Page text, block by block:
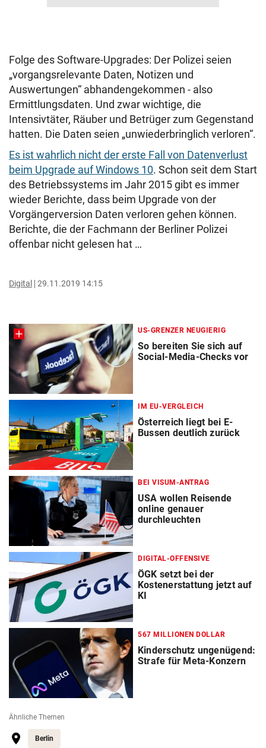
Folge des Software-Upgrades: Der Polizei seien
„vorgangsrelevante Daten, Notizen und
Auswertungen“ abhandengekommen - also
Ermittlungsdaten. Und zwar wichtige, die
Intensivtäter, Räuber und Betrüger zum Gegenstand
hatten. Die Daten seien „unwiederbringlich verloren“.
Es ist wahrlich nicht der erste Fall von Datenverlust
beim Upgrade auf Windows 10. Schon seit dem Start
des Betriebssystems im Jahr 2015 gibt es immer
wieder Berichte, dass beim Upgrade von der
Vorgängerversion Daten verloren gehen können.
Berichte, die der Fachmann der Berliner Polizei
offenbar nicht gelesen hat …
Digital 29.11.2019 14:15
US-GRENZER NEUGIERIG
So bereiten Sie sich auf
Social-Media-Checks vor
IM EU-VERGLEICH
Österreich liegt bei E-
Bussen deutlich zurück
BEI VISUM-ANTRAG
USA wollen Reisende
online genauer
durchleuchten
DIGITAL-OFFENSIVE
ÖGK setzt bei der
Kostenerstattung jetzt auf
KI
567 MILLIONEN DOLLAR
Kinderschutz ungenügend:
Strafe für Meta-Konzern
Ähnliche Themen
Berlin